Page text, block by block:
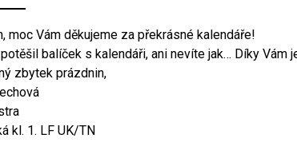
moc Vám děkujeme za překrásné kalendáře!
balíček s kalendáři, ani nevíte jak… Díky Vám
zbytek prázdnin,
kl. 1. LF UK/TN